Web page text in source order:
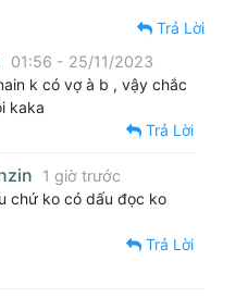
Trả Lời
01:56 - 25/11/2023
k có vợ à b , vậy chắc
kaka
Trả Lời
1 giờ trước
chứ ko có dấu đọc ko
Trả Lời